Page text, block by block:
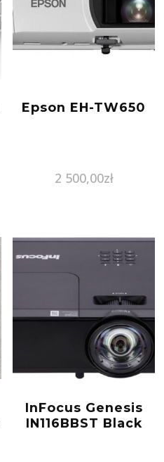
Epson EH-TW650
2 500,00zł
InFocus Genesis
IN116BBST Black